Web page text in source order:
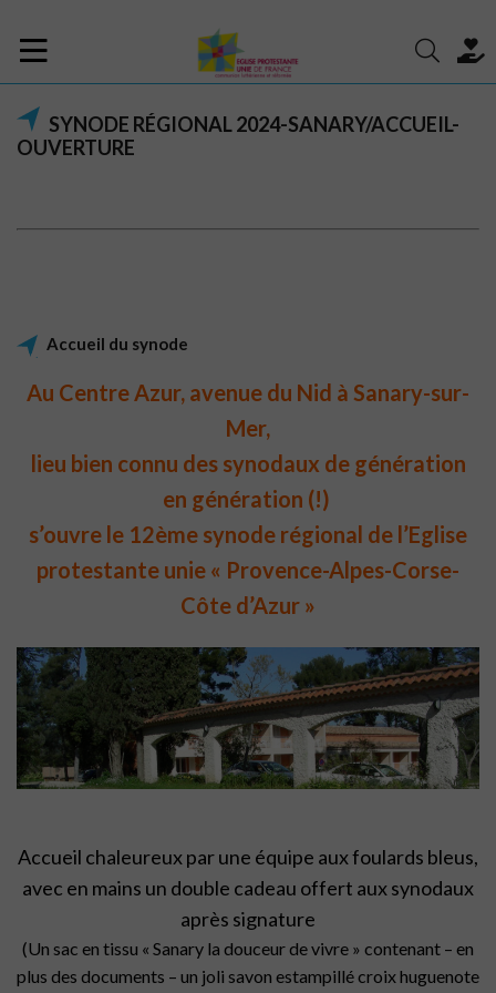
SYNODE RÉGIONAL 2024-SANARY/ACCUEIL-
OUVERTURE
Accueil du synode
Au Centre Azur, avenue du Nid à Sanary-sur-
Mer,
lieu bien connu des synodaux de génération
en génération (!)
s’ouvre le 12ème synode régional de l’Eglise
protestante unie « Provence-Alpes-Corse-
Côte d’Azur »
Accueil chaleureux par une équipe aux foulards bleus,
avec en mains un double cadeau offert aux synodaux
après signature
(Un sac en tissu « Sanary la douceur de vivre » contenant – en
plus des documents – un joli savon estampillé croix huguenote